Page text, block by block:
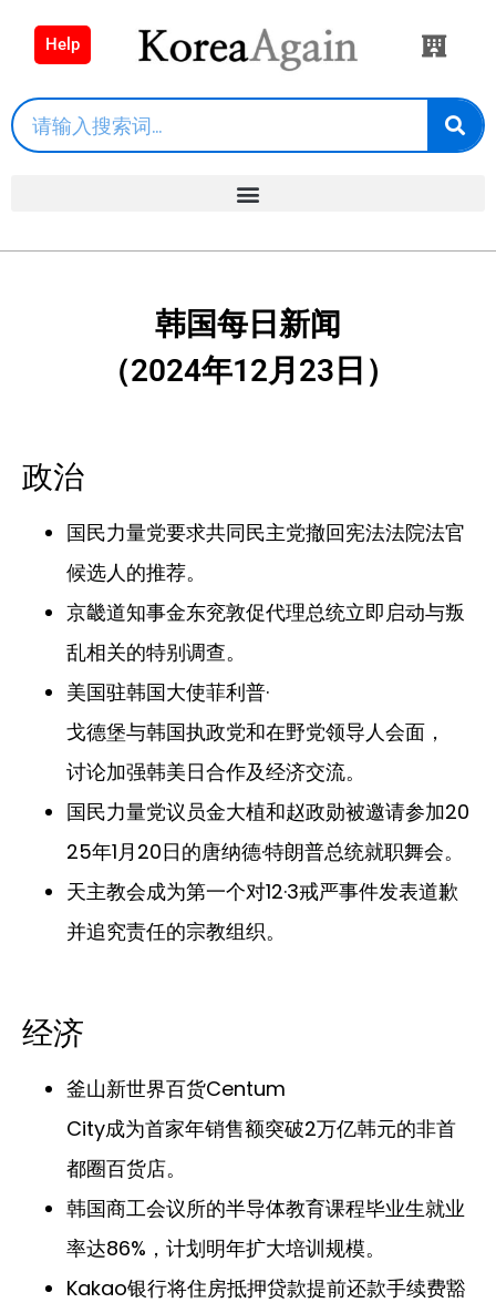
Help
韩国每日新闻
（2024年12月23日）
政治
国民力量党要求共同民主党撤回宪法法院法官
候选人的推荐。
京畿道知事金东兖敦促代理总统立即启动与叛
乱相关的特别调查。
美国驻韩国大使菲利普·
戈德堡与韩国执政党和在野党领导人会面，
讨论加强韩美日合作及经济交流。
国民力量党议员金大植和赵政勋被邀请参加20
25年1月20日的唐纳德·特朗普总统就职舞会。
天主教会成为第一个对12·3戒严事件发表道歉
并追究责任的宗教组织。
经济
釜山新世界百货Centum
City成为首家年销售额突破2万亿韩元的非首
都圈百货店。
韩国商工会议所的半导体教育课程毕业生就业
率达86%，计划明年扩大培训规模。
Kakao银行将住房抵押贷款提前还款手续费豁